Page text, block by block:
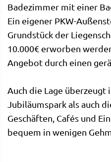
Badezimmer mit einer
Ein eigener PKW-
Grundstück der
10.000€ erworben
Angebot durch einen
Auch die Lage
Jubiläumspark als auch
Geschäften, Cafés und
bequem in wenigen